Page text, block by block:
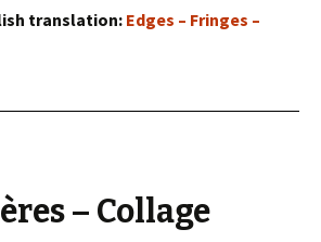
translation:Edges – Fringes –
– Collage